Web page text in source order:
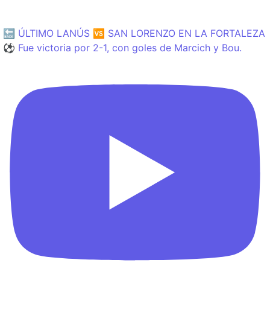
🔙 ÚLTIMO LANÚS 🆚 SAN LORENZO EN LA FORTALEZA
⚽️ Fue victoria por 2-1, con goles de Marcich y Bou.